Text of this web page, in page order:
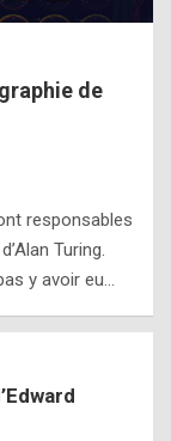
de
responsables
Turing.
y avoir eu…